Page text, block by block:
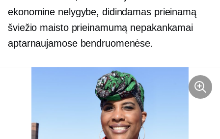
ekonomine nelygybe, didindamas prieinamą
šviežio maisto prieinamumą nepakankamai
aptarnaujamose bendruomenėse.